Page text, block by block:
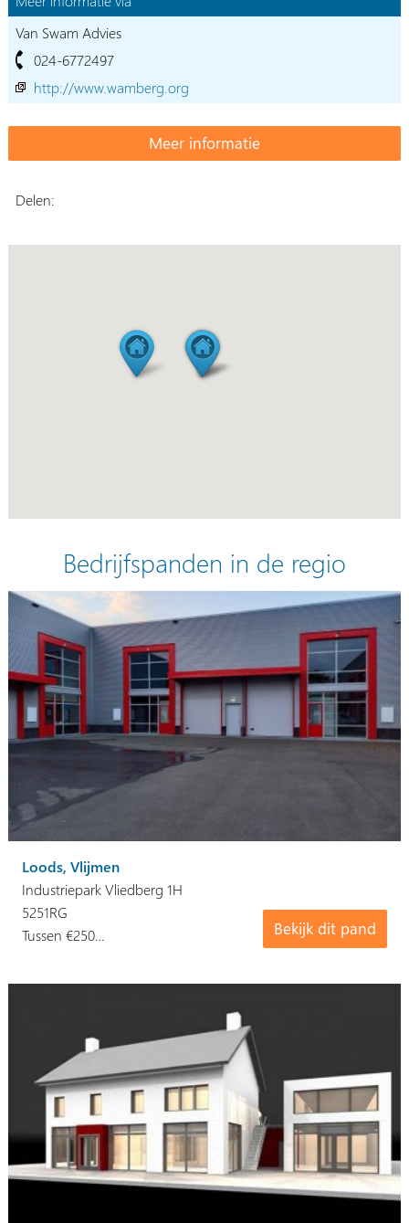
Van Swam Advies
024-6772497
http://www.wamberg.org
Delen:
Bedrijfspanden in de regio
Loods, Vlijmen
Industriepark Vliedberg 1H
Bekijk dit pand
5251RG
Tussen €250…